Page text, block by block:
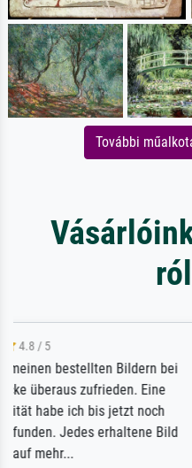
További
Rundum positive
des Auftrags hat
angekündigte
letztlich sogar etwas
Qualität des Papiers